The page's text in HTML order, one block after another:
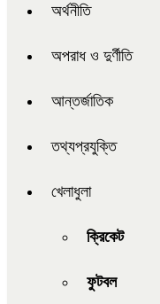
অর্থনীতি
অপরাধ ও দুর্ণীতি
আন্তর্জাতিক
তথ্যপ্রযুক্তি
খেলাধুলা
ক্রিকেট
ফুটবল